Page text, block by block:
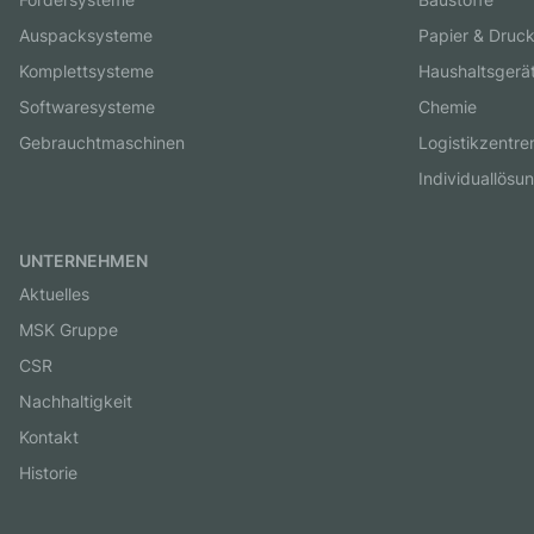
Auspacksysteme
Komplettsysteme
Softwaresysteme
Gebrauchtmaschinen
Papier & Druck
Chemie
UNTERNEHMEN
Aktuelles
MSK Gruppe
CSR
Nachhaltigkeit
Kontakt
Historie